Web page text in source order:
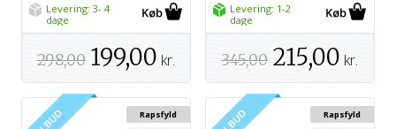
Levering: 3- 4
dage
298,00 199,00 kr.
Levering: 1-2
dage
345,00 215,00 kr.
Rapsfyld
Rapsfyld